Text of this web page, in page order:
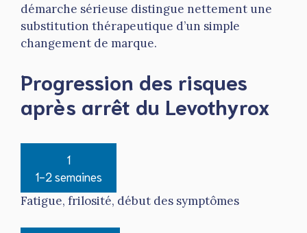
démarche sérieuse distingue nettement une
substitution thérapeutique d’un simple
changement de marque.
Progression des risques
après arrêt du Levothyrox
1
1-2 semaines
Fatigue, frilosité, début des symptômes